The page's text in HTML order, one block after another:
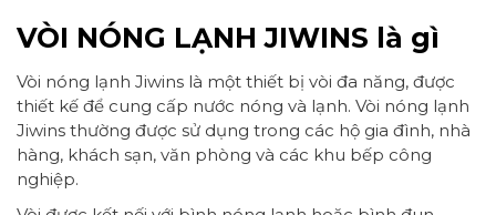
VÒI NÓNG LẠNH JIWINS là gì
Vòi nóng lạnh Jiwins là một thiết bị vòi đa năng, được
thiết kế để cung cấp nước nóng và lạnh. Vòi nóng lạnh
Jiwins thường được sử dụng trong các hộ gia đình, nhà
hàng, khách sạn, văn phòng và các khu bếp công
nghiệp.